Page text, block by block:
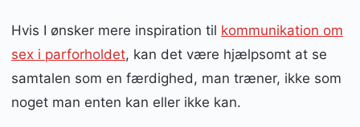
Hvis I ønsker mere inspiration til kommunikation om
sex i parforholdet, kan det være hjælpsomt at se
samtalen som en færdighed, man træner, ikke som
noget man enten kan eller ikke kan.